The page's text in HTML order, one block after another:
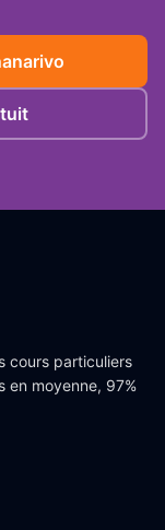
cours particuliers
en moyenne, 97%